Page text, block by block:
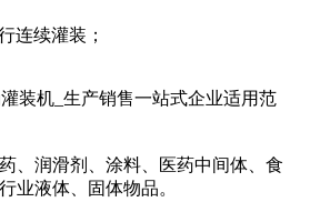
连续灌装；
灌装机_生产销售一站式企业适用范
、润滑剂、涂料、医药中间体、食
业液体、固体物品。